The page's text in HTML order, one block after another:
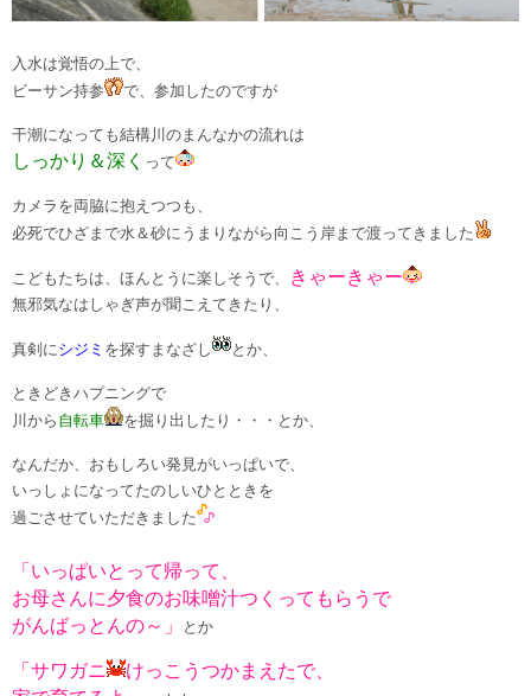
入水は覚悟の上で、
ビーサン持参
で、参加したのですが
干潮になっても結構川のまんなかの流れは
しっかり＆深く って
カメラを両脇に抱えつつも、
必死でひざまで水＆砂にうまりながら向こう岸まで渡ってきました
こどもたちは、ほんとうに楽しそうで、 きゃーきゃー
無邪気なはしゃぎ声が聞こえてきたり、
真剣に シジミ を探すまなざし とか、
ときどきハプニングで
川から 自転車 を掘り出したり・・・とか、
なんだか、おもしろい発見がいっぱいで、
いっしょになってたのしいひとときを
過ごさせていただきました
「いっぱいとって帰って、
お母さんに夕食のお味噌汁つくってもらうで
がんばっとんの～」
とか
「サワガニ
けっこうつかまえたで、